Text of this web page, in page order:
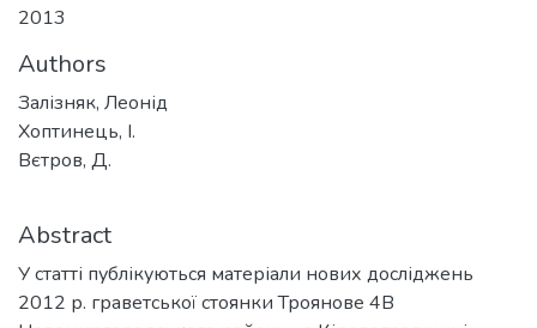
2013
Authors
Залізняк, Леонід
Хоптинець, І.
Вєтров, Д.
Abstract
У статті публікуються матеріали нових досліджень
2012 р. граветської стоянки Троянове 4В